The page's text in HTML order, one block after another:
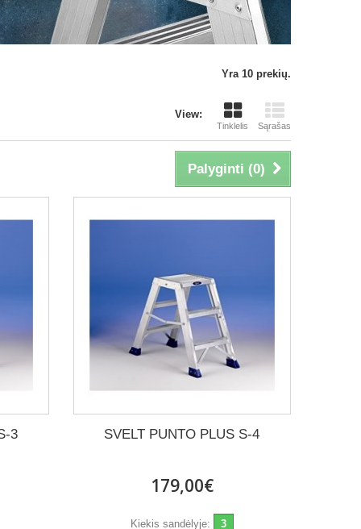
Yra 10 prekių.
View:
Tinklelis Sąrašas
Palyginti (0)
3 SVELT PUNTO PLUS S-4
179,00€
Kiekis sandėlyje: 3